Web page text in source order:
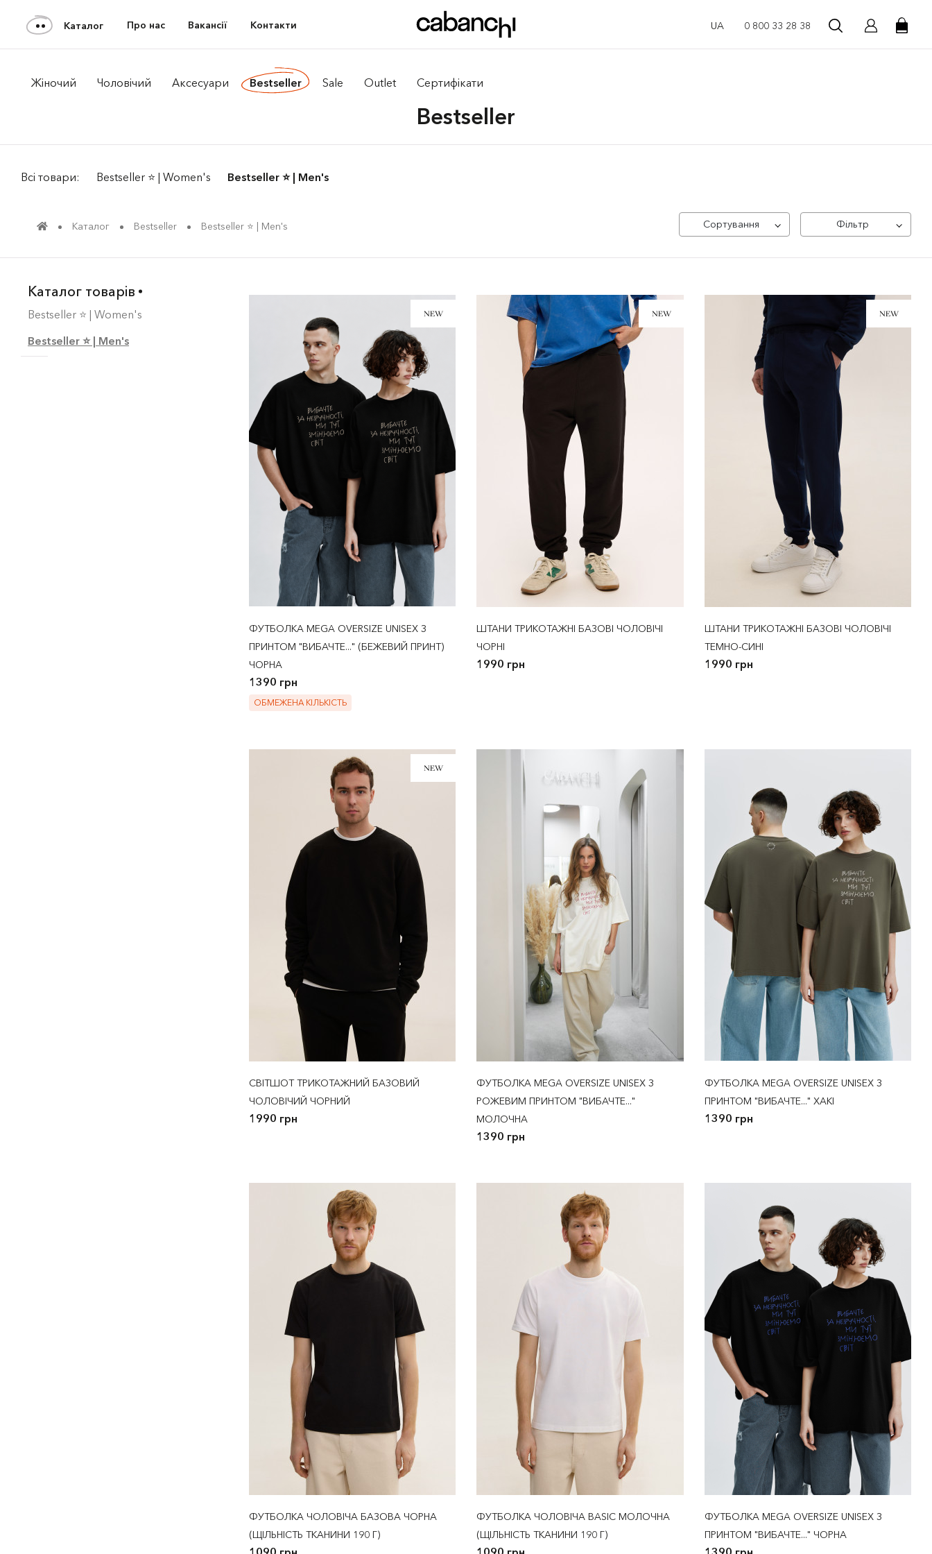
Каталог Про нас Вакансії Контакти UA 0 800 33 28 38
Жiночий Чоловiчий Аксесуари Bestseller Sale Outlet Сертифікати
Bestseller
Всі товари: Bestseller ⭐️ | Women's Bestseller ⭐️ | Men's
Каталог Bestseller Bestseller ⭐️ | Men's Сортування Фільтр
Каталог товарів
Bestseller ⭐️ | Women's
Bestseller ⭐️ | Men's
ФУТБОЛКА MEGA OVERSIZE UNISEX З
ПРИНТОМ "ВИБАЧТЕ..." (БЕЖЕВИЙ ПРИНТ)
ЧОРНА
1390 грн
ОБМЕЖЕНА КІЛЬКІСТЬ
ШТАНИ ТРИКОТАЖНІ БАЗОВІ ЧОЛОВІЧІ
ЧОРНІ
1990 грн
ШТАНИ ТРИКОТАЖНІ БАЗОВІ ЧОЛОВІЧІ
ТЕМНО-СИНІ
1990 грн
СВІТШОТ ТРИКОТАЖНИЙ БАЗОВИЙ
ЧОЛОВІЧИЙ ЧОРНИЙ
1990 грн
ФУТБОЛКА MEGA OVERSIZE UNISEX З
РОЖЕВИМ ПРИНТОМ "ВИБАЧТЕ..."
МОЛОЧНА
1390 грн
ФУТБОЛКА MEGA OVERSIZE UNISEX З
ПРИНТОМ "ВИБАЧТЕ..." ХАКІ
1390 грн
ФУТБОЛКА ЧОЛОВІЧА БАЗОВА ЧОРНА
(ЩІЛЬНІСТЬ ТКАНИНИ 190 Г)
ФУТБОЛКА ЧОЛОВІЧА BASIC МОЛОЧНА
(ЩІЛЬНІСТЬ ТКАНИНИ 190 Г)
ФУТБОЛКА MEGA OVERSIZE UNISEX З
ПРИНТОМ "ВИБАЧТЕ..." ЧОРНА